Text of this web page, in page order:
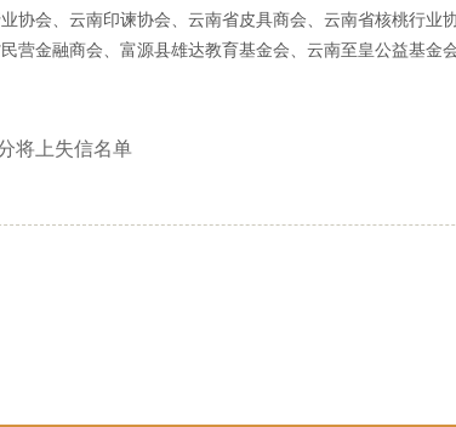
协会、云南印谏协会、云南省皮具商会、云南省核桃行业
营金融商会、富源县雄达教育基金会、云南至皇公益基金
将上失信名单